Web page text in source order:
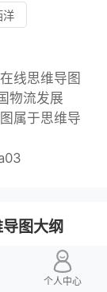
洋
线思维导图
物流发展
属于思维导
图大纲
904名中国成年人第三磨牙相关知识、态度、行为和病史的横断面调查思维导图
个人中心